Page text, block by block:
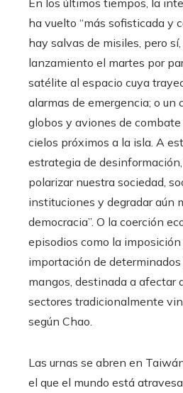
En los últimos tiempos, la
ha vuelto “más sofisticada y
hay salvas de misiles, pero
lanzamiento el martes por
satélite al espacio cuya
alarmas de emergencia; o un
globos y aviones de
cielos próximos a la isla. A
estrategia de
polarizar nuestra sociedad,
instituciones y degradar aún
democracia”. O la coerción
episodios como la
importación de
mangos, destinada a afectar
sectores tradicionalmente
según Chao.
Las urnas se abren en
el que el mundo está